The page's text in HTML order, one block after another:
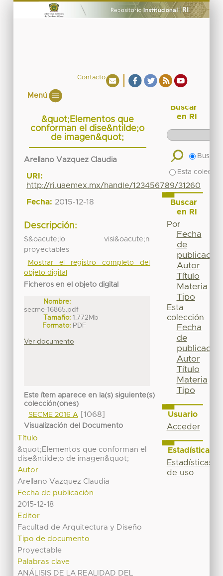
Contacto
Menú
&quot;Elementos que
conforman el dise&ntilde;o
de imagen&quot;
Arellano Vazquez Claudia
URI:
http://ri.uaemex.mx/handle/123456789/31260
Fecha: 2015-12-18
Descripción:
S&oacute;lo visi&oacute;n
proyectables
Mostrar el registro completo del
objeto digital
Ficheros en el objeto digital
Nombre:
secme-16865.pdf
Tamaño: 1.772Mb
Formato: PDF
Ver documento
Este ítem aparece en la(s) siguiente(s)
colección(ones)
SECME 2016 A[1068]
Visualización del Documento
Título
&quot;Elementos que conforman el
dise&ntilde;o de imagen&quot;
Autor
Arellano Vazquez Claudia
Fecha de publicación
2015-12-18
Editor
Facultad de Arquitectura y Diseño
Tipo de documento
Proyectable
Palabras clave
ANÁLISIS DE LA REALIDAD DEL
Buscar
en RI
Buscar
Esta
Buscar
en RI
Por
Fecha
de
publicación
Autor
Título
Materia
Tipo
Esta
colección
Fecha
de
publicación
Autor
Título
Materia
Tipo
Usuario
Acceder
Estadísticas
Estadísticas
de uso